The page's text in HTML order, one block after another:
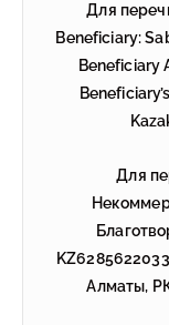
Для
Beneficiary:
Beneficiary
Для
Алматы,